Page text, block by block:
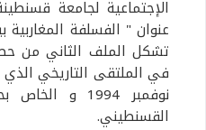
عنوان " الفسلفة
تشكل الملف الثاني من
في الملتقى التاريخي
نوفمبر 1994
القسنطيني.